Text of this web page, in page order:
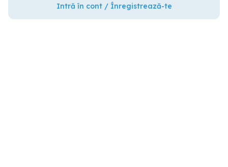
Intră în cont / Înregistrează-te